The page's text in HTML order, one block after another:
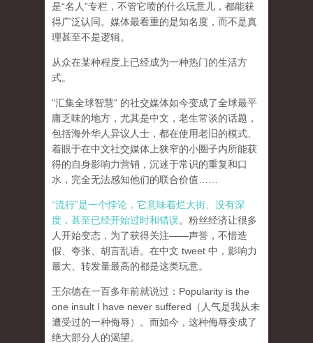
是“名人”专栏，不管它喷的什么玩意儿，都能获
得广泛认同。媒体最看重的是知名度，而不是真
理甚至不是逻辑。
从众在某种程度上已经成为一种热门的生活方
式。
“汇集全球智慧“ 的社交媒体如今变成了全球最平
庸乏味的地方，尤其是中文，老生常谈的话题，
包括海外华人异议人士，都在使用老旧的模式、
着眼于在中文社交媒体上狭窄的小圈子内所能获
得的自身影响力营销，沉迷于常识的重复和口
水，完全无法感知他们的联合价值……
“流行”是一个悖论，它意味着烂大街、没有深
度，甚至已经开始过时和错误。粉丝经济让很多
人开始变态，为了获得关注——声誉，不惜造
假、夸张、胡言乱语。在中文 tweet 中，影响力
最大、转发量最高的都是这类玩意。
王尔德在一百多年前就说过：Popularity is the
one insult I have never suffered（人气是我从未
遭受过的一种侮辱）。而如今，这种侮辱变成了
绝大部分人的渴望。